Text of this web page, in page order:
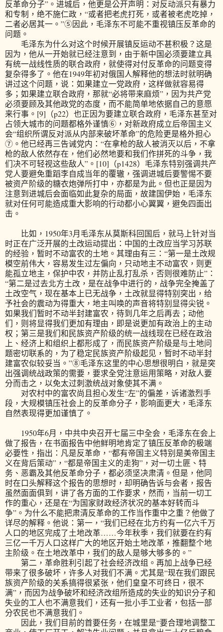
反革命分子”。进城后，他更是公开声明：对反动派只有暴力
和专制，绝不施仁政，“或者把老虎打死，或者被老虎吃掉，
二者必居其一。”⑤因此，毛泽东不可能不重视镇压反革命的
问题。
毛泽东为什么对这个时候开展镇反运动不甚积极？这是
因为，他从一开始就已经注意到，由于新中国必须要建立具
有统一战线性质的联合政府，就使得对付反革命的问题变得
复杂得多了。他在1949年初对俄国人解释他的想法时就明确
讲过这个问题，说：如果建立一党政府，这样做就容易得
多；如果建立联合政府，那就“必将带来麻烦”，因为共产党
必须要顾及其他政党的态度，而不能简单地依据自己的意愿
来行事。[9]（p22）也正因为要建立联合政府，毛泽东甚至对
占领大城市的问题都格外谨慎⑥，对新政府成立后帝国主义
会“组织所谓反对派从内部来破坏革命”的危险更是格外担心
⑦。他已经再三告诫党内：“在拿枪的敌人被消灭以后，不拿
枪的敌人依然存在，他们必然地要和我们作拼死的斗争，我
们决不可轻视这些敌人”。[10]（p1428）毛泽东特别强调共产
党人要避免重蹈李自成当年的覆辙，强调进城后要警惕不要
被资产阶级的糖衣炮弹所打中，亦都是为此。但也正是因为
注意到进城后会面临如此复杂的局面，故建国伊始，毛泽东
就对任何可能造成重大影响的行动都小心翼翼，避免四面出
击。
比如，1950年3月毛泽东从莫斯科回国后，就马上针对当
时正在广泛开展的土改运动提出：中国的土改应当学习苏联
的经验，暂时不动富农的土地。其理由有三：“第一是土改规
模空前伟大，容易发生过左偏向，只动地主不动富农，则更
能孤立地主，保护中农，并防止乱打乱杀，否则很难防止”：
“第二是过去北方土改，是在战争中进行的，战争完全掩盖了
土改空气，现在基本上已无战争，土改就显得特别突出，给
予社会的震动为得重大，地主叫唤的声音将特别显得尖锐。
如果我们暂时不动半封建富农，待到几年之后再去；动他
们，则将显得我们更加有理由，即是说更加有政治上的主动
权；第三是我们和民族资产阶级的统一战线现在已经在政治
上、经济上和组织上都形成了，而民族资产阶级是与土地问
题密切联系的，为了稳定民族资产阶级起见，暂时不动半封
建富农似较妥当。”⑧毛泽东这里的中心思想很明白，就是突
出强调统战政策的需要，要求全党注意运用策略，对敌人要
分而击之，以免太过刺激统战对象使其不满。
对农村中的富农尚且担心发生“左”的偏差，诉诸激烈手
段，大规模镇压社会上的反革命分子，影响面更大，毛泽东
自然表现得更加谨慎了。
1950年6月，中共中央召开七届三中全会，毛泽东在会上
做了报告，在书面报告中他鲜明地肯定了镇压反革命的极端
必要性，指出：凡是反革命，“都有帝国主义特别是美帝国主
义在背后策动”，“都是帝国主义的走狗”，对一切土匪、特
务、恶霸及其他反革命分子，都必须坚决肃清。但是，他同
时在口头解释这个报告的思想时，却明确告诉与会者，报告
虽然面面俱到，讲了各方面的工作要求，然而，当前一切工
作的重心，还是在“为国家财政经济状况的基本好转而斗
争”。为什么不能把肃清反革命的工作当作重中之重？他做了
详尽的解释。他说：第一，“我们已经在北方约有一亿六千万
人口的地区完成了土地改革……今年秋季，我们就要在约有
三亿一千万人口这样广大的地区开始土地改革，推翻整个地
主阶级。在土地改革中，我们的敌人是够大够多的。”
第二，革命胜利引起了社会经济改组。再加上战争已经
带来了很多破坏，许多人对我们不满。尤其是“现在我们跟民
族资产阶级的关系搞得很紧张，他们皇皇不可终日，很不
满”，而因为战争破坏和经济改组所造成的失业的知识分子和
失业的工人也不满意我们，还有一批小手工业者，包括一部
分农民也不满意我们。
因此，我们目前的首要任务，在城里是“要合理地调整工